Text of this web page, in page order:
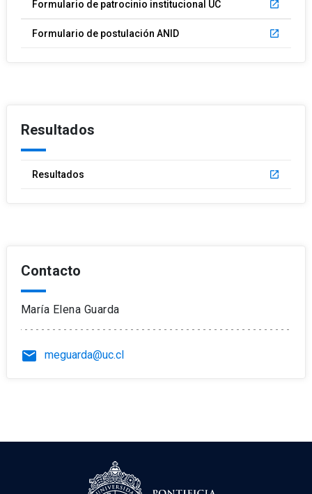
Formulario de patrocinio institucional UC launch
Formulario de postulación ANID launch
Resultados
Resultados launch
Contacto
María Elena Guarda
email meguarda@uc.cl